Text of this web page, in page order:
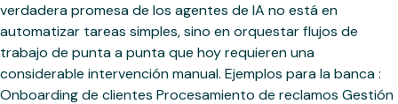
verdadera promesa de los agentes de IA no está en
automatizar tareas simples, sino en orquestar flujos de
trabajo de punta a punta que hoy requieren una
considerable intervención manual. Ejemplos para la banca :
Onboarding de clientes Procesamiento de reclamos Gestión